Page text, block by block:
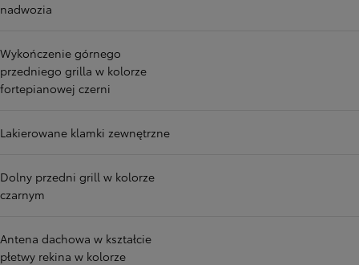
nadwozia
Wykończenie górnego
przedniego grilla w kolorze
fortepianowej czerni
Lakierowane klamki zewnętrzne
Dolny przedni grill w kolorze
czarnym
Antena dachowa w kształcie
płetwy rekina w kolorze